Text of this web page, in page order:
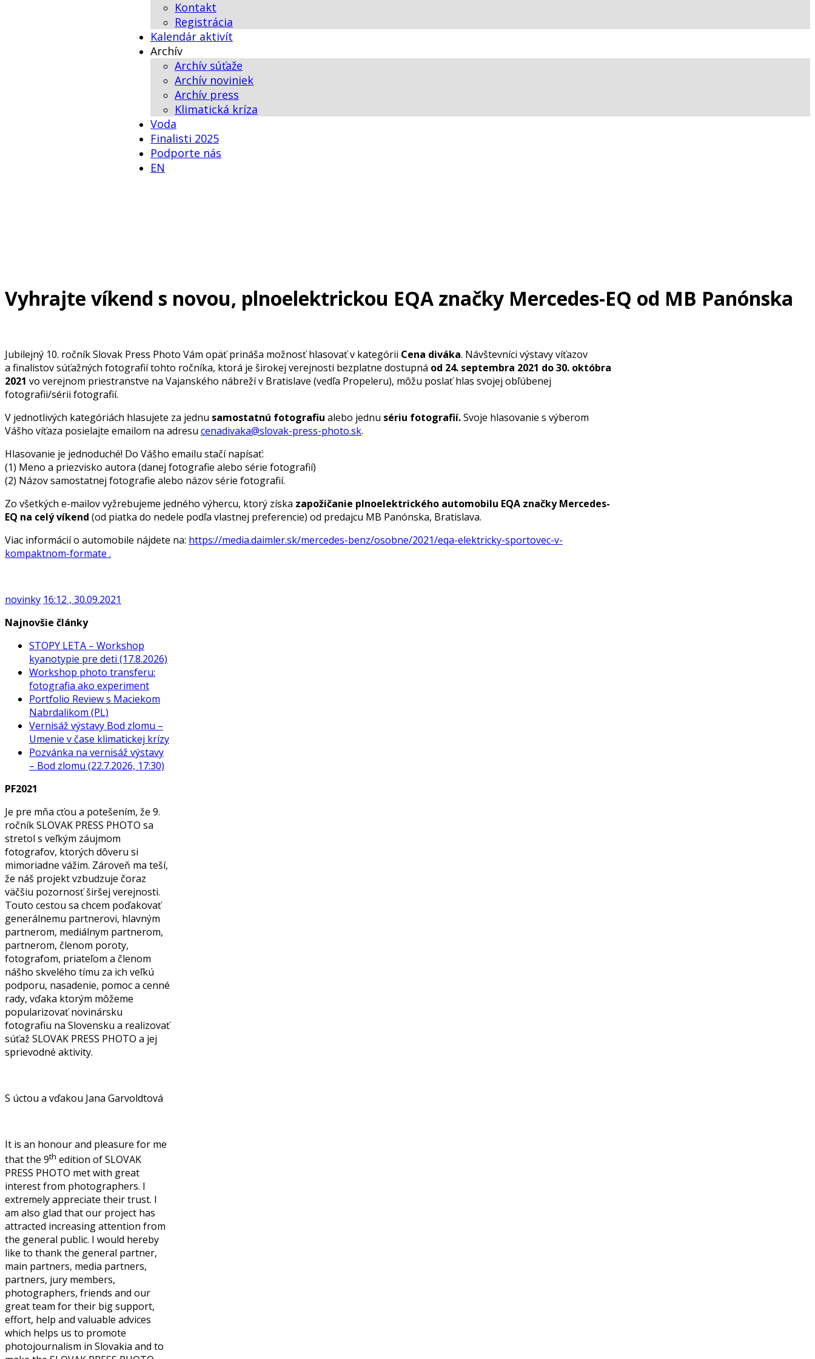
Kontakt
Registrácia
Kalendár aktivít
Archív
Archív súťaže
Archív noviniek
Archív press
Klimatická kríza
Voda
Finalisti 2025
Podporte nás
EN
Vyhrajte víkend s novou, plnoelektrickou EQA značky Mercedes-EQ od MB Panónska
Jubilejný 10. ročník Slovak Press Photo Vám opäť prináša možnosť hlasovať v kategórii Cena diváka. Návštevníci výstavy víťazov
a finalistov súťažných fotografií tohto ročníka, ktorá je širokej verejnosti bezplatne dostupná od 24. septembra 2021 do 30. októbra
2021 vo verejnom priestranstve na Vajanského nábreží v Bratislave (vedľa Propeleru), môžu poslať hlas svojej obľúbenej
fotografii/sérii fotografií.
V jednotlivých kategóriách hlasujete za jednu samostatnú fotografiu alebo jednu sériu fotografií.Svoje hlasovanie s výberom
Vášho víťaza posielajte emailom na adresu cenadivaka@slovak-press-photo.sk.
Hlasovanie je jednoduché! Do Vášho emailu stačí napísať:
(1) Meno a priezvisko autora (danej fotografie alebo série fotografií)
(2) Názov samostatnej fotografie alebo názov série fotografií.
Zo všetkých e-mailov vyžrebujeme jedného výhercu, ktorý získa zapožičanie plnoelektrického automobilu EQA značky Mercedes-
EQ na celý víkend (od piatka do nedele podľa vlastnej preferencie) od predajcu MB Panónska, Bratislava.
Viac informácií o automobile nájdete na: https://media.daimler.sk/mercedes-benz/osobne/2021/eqa-elektricky-sportovec-v-
kompaktnom-formate .
novinky 16:12 , 30.09.2021
Najnovšie články
STOPY LETA – Workshop
kyanotypie pre deti (17.8.2026)
Workshop photo transferu:
fotografia ako experiment
Portfolio Review s Maciekom
Nabrdalikom (PL)
Vernisáž výstavy Bod zlomu –
Umenie v čase klimatickej krízy
Pozvánka na vernisáž výstavy
– Bod zlomu (22.7.2026, 17:30)
PF2021
Je pre mňa cťou a potešením, že 9.
ročník SLOVAK PRESS PHOTO sa
stretol s veľkým záujmom
fotografov, ktorých dôveru si
mimoriadne vážim. Zároveň ma teší,
že náš projekt vzbudzuje čoraz
väčšiu pozornosť širšej verejnosti.
Touto cestou sa chcem poďakovať
generálnemu partnerovi, hlavným
partnerom, mediálnym partnerom,
partnerom, členom poroty,
fotografom, priateľom a členom
nášho skvelého tímu za ich veľkú
podporu, nasadenie, pomoc a cenné
rady, vďaka ktorým môžeme
popularizovať novinársku
fotografiu na Slovensku a realizovať
súťaž SLOVAK PRESS PHOTO a jej
sprievodné aktivity.
S úctou a vďakou Jana Garvoldtová
It is an honour and pleasure for me
that the 9th edition of SLOVAK
PRESS PHOTO met with great
interest from photographers. I
extremely appreciate their trust. I
am also glad that our project has
attracted increasing attention from
the general public. I would hereby
like to thank the general partner,
main partners, media partners,
partners, jury members,
photographers, friends and our
great team for their big support,
effort, help and valuable advices
which helps us to promote
photojournalism in Slovakia and to